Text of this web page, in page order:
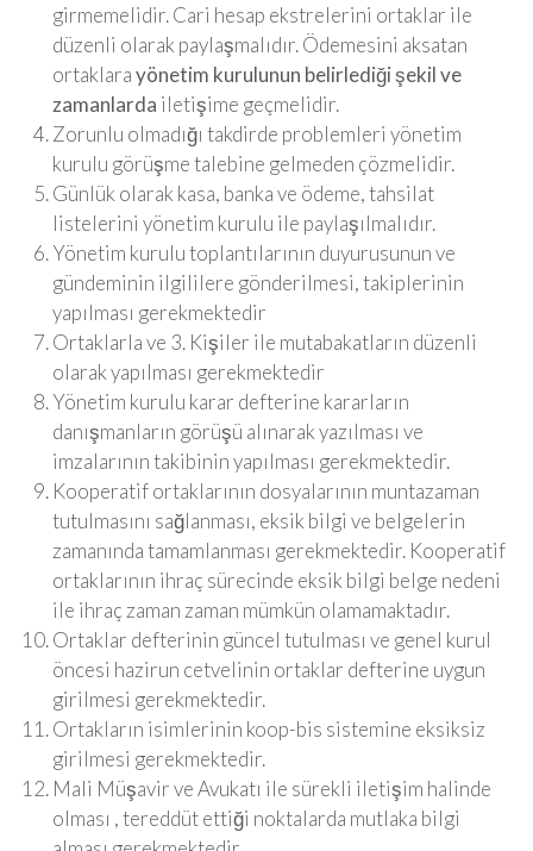
girmemelidir. Cari hesap ekstrelerini ortaklar ile
düzenli olarak paylaşmalıdır. Ödemesini aksatan
ortaklarayönetim kurulunun belirlediği şekil ve
zamanlarda iletişime geçmelidir.
Zorunlu olmadığı takdirde problemleri yönetim
kurulu görüşme talebine gelmeden çözmelidir.
Günlük olarak kasa, banka ve ödeme, tahsilat
listelerini yönetim kurulu ile paylaşılmalıdır.
Yönetim kurulu toplantılarının duyurusunun ve
gündeminin ilgililere gönderilmesi, takiplerinin
yapılması gerekmektedir
Ortaklarla ve 3. Kişiler ile mutabakatların düzenli
olarak yapılması gerekmektedir
Yönetim kurulu karar defterine kararların
danışmanların görüşü alınarak yazılması ve
imzalarının takibinin yapılması gerekmektedir.
Kooperatif ortaklarının dosyalarının muntazaman
tutulmasını sağlanması, eksik bilgi ve belgelerin
zamanında tamamlanması gerekmektedir. Kooperatif
ortaklarının ihraç sürecinde eksik bilgi belge nedeni
ile ihraç zaman zaman mümkün olamamaktadır.
Ortaklar defterinin güncel tutulması ve genel kurul
öncesi hazirun cetvelinin ortaklar defterine uygun
girilmesi gerekmektedir.
Ortakların isimlerinin koop-bis sistemine eksiksiz
girilmesi gerekmektedir.
Mali Müşavir ve Avukatı ile sürekli iletişim halinde
olması , tereddüt ettiği noktalarda mutlaka bilgi